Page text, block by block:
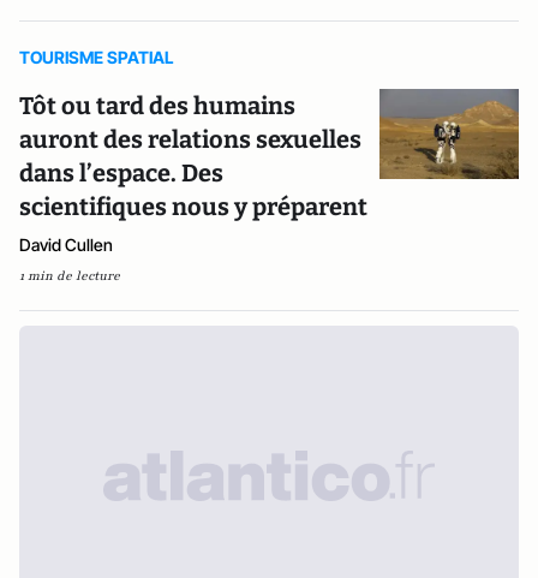
TOURISME SPATIAL
Tôt ou tard des humains
auront des relations sexuelles
dans l’espace. Des
scientifiques nous y préparent
David Cullen
1 min de lecture